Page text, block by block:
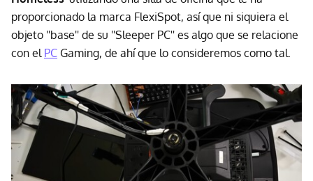
proporcionado la marca FlexiSpot, así que ni siquiera el
objeto ''base'' de su ''Sleeper PC'' es algo que se relacione
con el PC Gaming, de ahí que lo consideremos como tal.